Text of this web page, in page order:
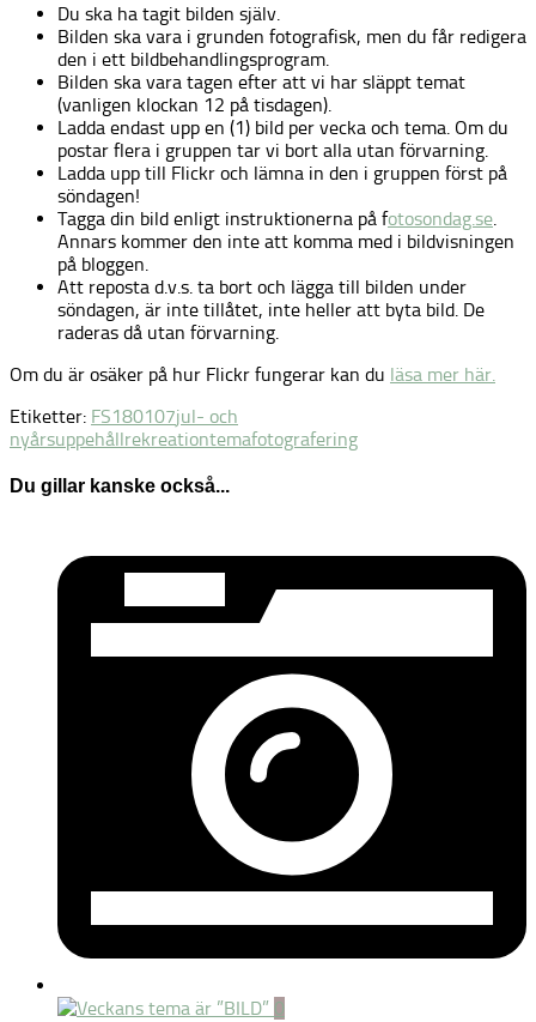
Du ska ha tagit bilden själv.
Bilden ska vara i grunden fotografisk, men du får redigera
den i ett bildbehandlingsprogram.
Bilden ska vara tagen efter att vi har släppt temat
(vanligen klockan 12 på tisdagen).
Ladda endast upp en (1) bild per vecka och tema. Om du
postar flera i gruppen tar vi bort alla utan förvarning.
Ladda upp till Flickr och lämna in den i gruppen först på
söndagen!
Tagga din bild enligt instruktionerna på fotosondag.se.
Annars kommer den inte att komma med i bildvisningen
på bloggen.
Att reposta d.v.s. ta bort och lägga till bilden under
söndagen, är inte tillåtet, inte heller att byta bild. De
raderas då utan förvarning.
Om du är osäker på hur Flickr fungerar kan du läsa mer här.
Etiketter: FS180107jul- och
nyårsuppehållrekreationtemafotografering
Du gillar kanske också...
0